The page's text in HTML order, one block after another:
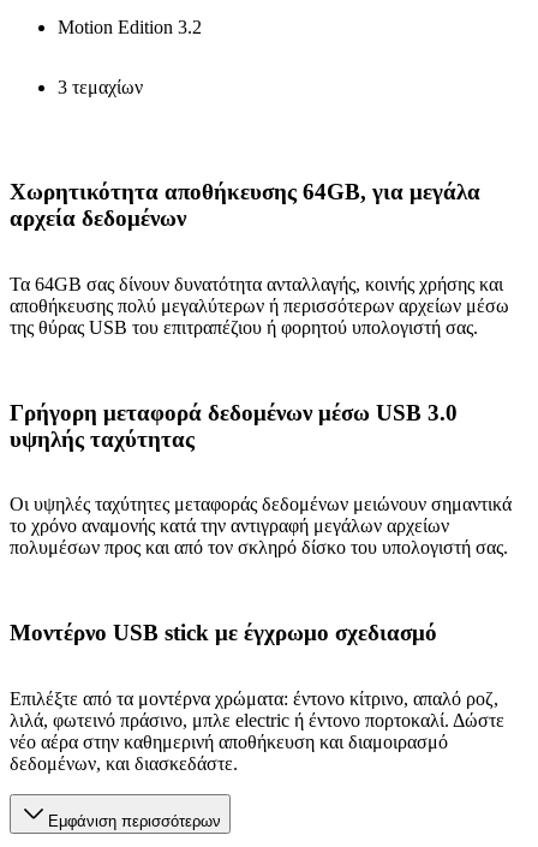
Motion Edition 3.2
3 τεμαχίων
Χωρητικότητα αποθήκευσης 64GB, για μεγάλα
αρχεία δεδομένων
Τα 64GB σας δίνουν δυνατότητα ανταλλαγής, κοινής χρήσης και
αποθήκευσης πολύ μεγαλύτερων ή περισσότερων αρχείων μέσω
της θύρας USB του επιτραπέζιου ή φορητού υπολογιστή σας.
Γρήγορη μεταφορά δεδομένων μέσω USB 3.0
υψηλής ταχύτητας
Οι υψηλές ταχύτητες μεταφοράς δεδομένων μειώνουν σημαντικά
το χρόνο αναμονής κατά την αντιγραφή μεγάλων αρχείων
πολυμέσων προς και από τον σκληρό δίσκο του υπολογιστή σας.
Μοντέρνο USB stick με έγχρωμο σχεδιασμό
Επιλέξτε από τα μοντέρνα χρώματα: έντονο κίτρινο, απαλό ροζ,
λιλά, φωτεινό πράσινο, μπλε electric ή έντονο πορτοκαλί. Δώστε
νέο αέρα στην καθημερινή αποθήκευση και διαμοιρασμό
δεδομένων, και διασκεδάστε.
Εμφάνιση περισσότερων